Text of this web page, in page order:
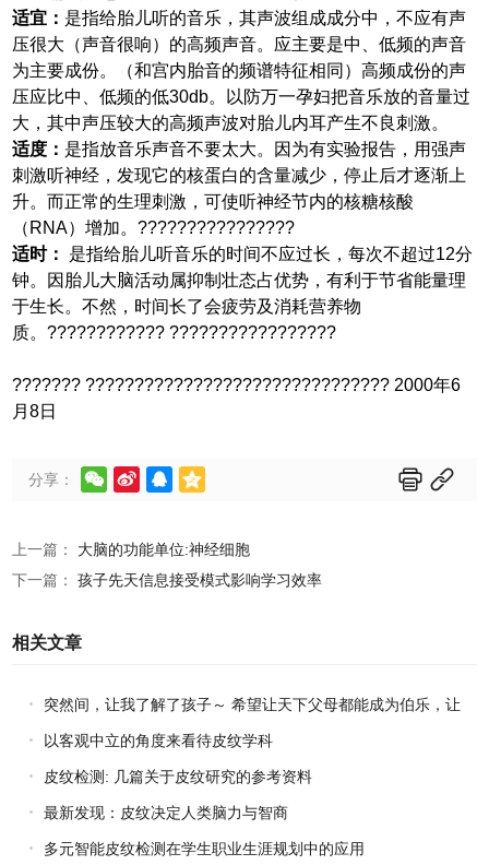
适宜 ： 是指给胎儿听的音乐，其声波组成成分中，不应有声
压很大（声音很响）的高频声音。应主要是中、低频的声音
为主要成份。（和宫内胎音的频谱特征相同）高频成份的声
压应比中、低频的低30db。以防万一孕妇把音乐放的音量过
大，其中声压较大的高频声波对胎儿内耳产生不良刺激。
适度 ： 是指放音乐声音不要太大。因为有实验报告，用强声
刺激听神经，发现它的核蛋白的含量减少，停止后才逐渐上
升。而正常的生理刺激，可使听神经节内的核糖核酸
（ RNA）增加。????????????????
适时： 是指给胎儿听音乐的时间不应过长，每次不超过12分
钟。因胎儿大脑活动属抑制壮态占优势，有利于节省能量理
于生长。不然，时间长了会疲劳及消耗营养物
质。???????????? ?????????????????
??????? ??????????????????????????????? 2000年6
月8日
分享：      
上一篇： 大脑的功能单位:神经细胞
下一篇：孩子先天信息接受模式影响学习效率
相关文章
突然间，让我了解了孩子～ 希望让天下父母都能成为伯乐，让
天下孩子都能成才！
以客观中立的角度来看待皮纹学科
皮纹检测: 几篇关于皮纹研究的参考资料
最新发现：皮纹决定人类脑力与智商
多元智能皮纹检测在学生职业生涯规划中的应用